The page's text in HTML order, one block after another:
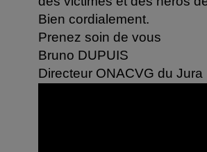
k n r
Bien cordialement.
Bruno DUPUIS